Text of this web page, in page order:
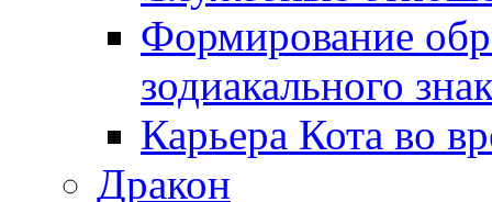
Формирование
зодиакального
Карьера Кота во
Дракон